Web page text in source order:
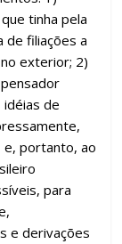
tinha pela
de filiações a
exterior; 2)
de
portanto, ao
para
e derivações